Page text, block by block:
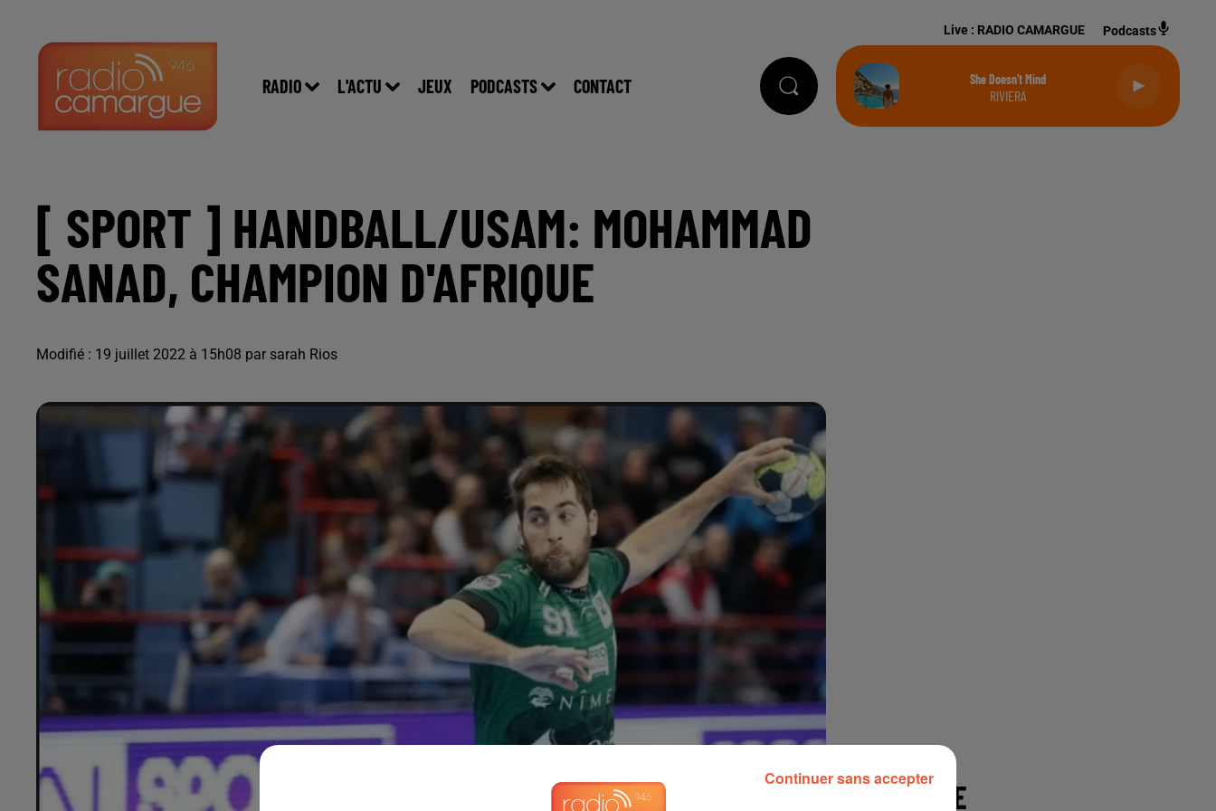
RADIO L'ACTU JEUX PODCASTS CONTACT
Live : RADIO CAMARGUE Podcasts
She Doesn't Mind
RIVIERA
[ SPORT ] HANDBALL/USAM: MOHAMMAD
SANAD, CHAMPION D'AFRIQUE
Modifié : 19 juillet 2022 à 15h08 par sarah Rios
À LA UNE
Continuer sans accepter